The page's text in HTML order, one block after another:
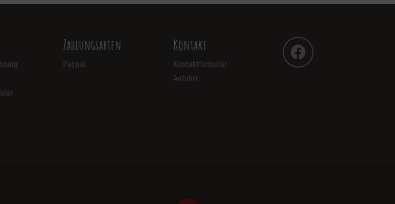
Zahlungsarten
Paypal
Kontakt
Kontaktformular
Anfahrt